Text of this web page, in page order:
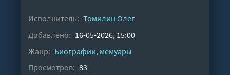
Исполнитель: Томилин Олег
Добавлено: 16-05-2026, 15:00
Жанр: Биографии, мемуары
Просмотров: 83